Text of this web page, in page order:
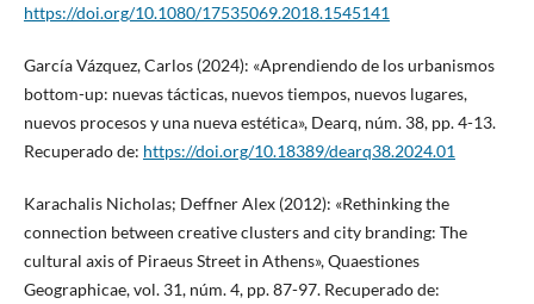
https://doi.org/10.1080/17535069.2018.1545141
García Vázquez, Carlos (2024): «Aprendiendo de los urbanismos
bottom-up: nuevas tácticas, nuevos tiempos, nuevos lugares,
nuevos procesos y una nueva estética», Dearq, núm. 38, pp. 4-13.
Recuperado de: https://doi.org/10.18389/dearq38.2024.01
Karachalis Nicholas; Deffner Alex (2012): «Rethinking the
connection between creative clusters and city branding: The
cultural axis of Piraeus Street in Athens», Quaestiones
Geographicae, vol. 31, núm. 4, pp. 87-97. Recuperado de: